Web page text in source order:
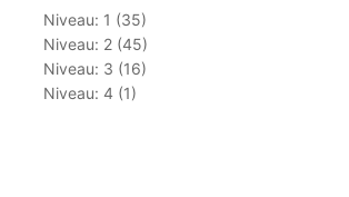
Niveau: 1 (35)
Niveau: 2 (45)
Niveau: 3 (16)
Niveau: 4 (1)